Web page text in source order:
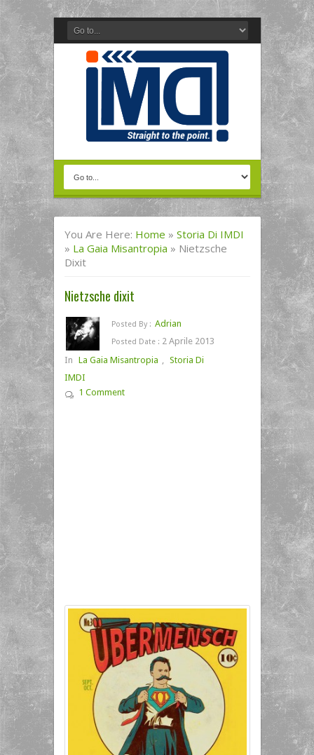
You Are Here: Home » Storia Di IMDI
» La Gaia Misantropia » Nietzsche
Dixit
Nietzsche dixit
Posted By : Adrian
Posted Date : 2 Aprile 2013
In La Gaia Misantropia , Storia Di
IMDI
1 Comment